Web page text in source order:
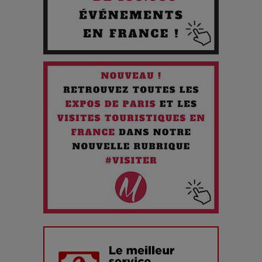
Quand l'Opéra Rencontre l'IA : Lola Volonakis, l'Artiste du
Paradoxe qui Chante le Futur
Chien 51 - Quand l’IA prend le pouvoir : une plongée dans un
futur troublant
Maïra Kerey, la “voix d’or du Kazakhstan”, célèbre ses 30
ans de carrière à la Salle Gaveau
Les dessous de la fast fashion : un désastre écologique en
7 Techniques Secrètes des Photographes de Stars